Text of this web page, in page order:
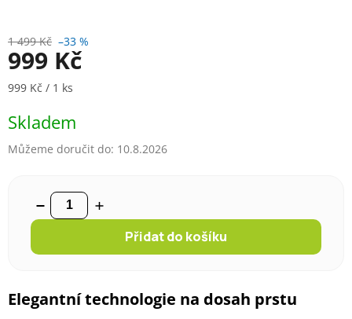
1 499 Kč –33 %
999 Kč
Měrná cena:
999 Kč / 1 ks
Skladem
Můžeme doručit do: 10.8.2026
Přidat do košíku
Elegantní technologie na dosah prstu